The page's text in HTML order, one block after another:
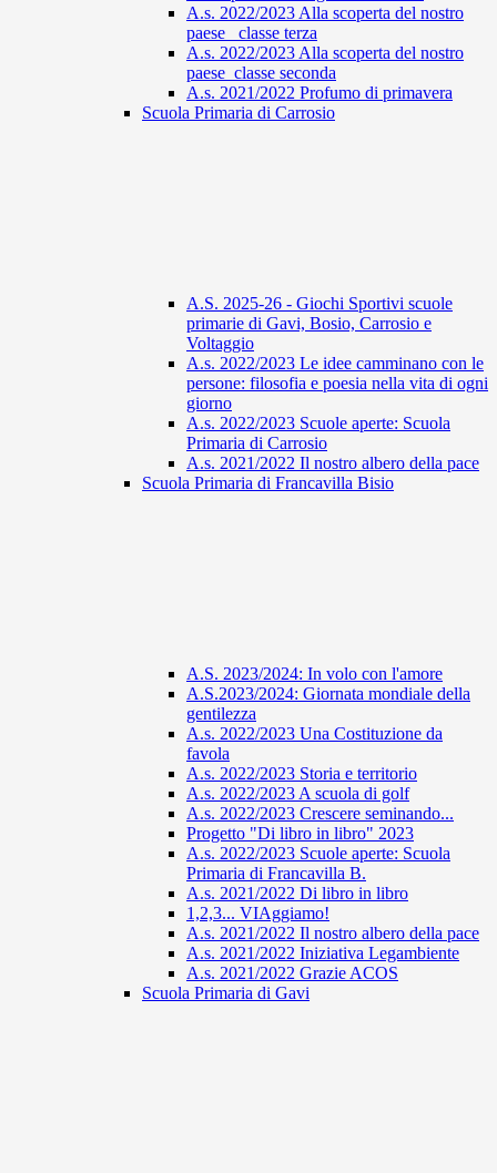
A.s. 2022/2023 Alla scoperta del nostro
paese_ classe terza
A.s. 2022/2023 Alla scoperta del nostro
paese_classe seconda
A.s. 2021/2022 Profumo di primavera
Scuola Primaria di Carrosio
A.S. 2025-26 - Giochi Sportivi scuole
primarie di Gavi, Bosio, Carrosio e
Voltaggio
A.s. 2022/2023 Le idee camminano con le
persone: filosofia e poesia nella vita di ogni
giorno
A.s. 2022/2023 Scuole aperte: Scuola
Primaria di Carrosio
A.s. 2021/2022 Il nostro albero della pace
Scuola Primaria di Francavilla Bisio
A.S. 2023/2024: In volo con l'amore
A.S.2023/2024: Giornata mondiale della
gentilezza
A.s. 2022/2023 Una Costituzione da
favola
A.s. 2022/2023 Storia e territorio
A.s. 2022/2023 A scuola di golf
A.s. 2022/2023 Crescere seminando...
Progetto "Di libro in libro" 2023
A.s. 2022/2023 Scuole aperte: Scuola
Primaria di Francavilla B.
A.s. 2021/2022 Di libro in libro
1,2,3... VIAggiamo!
A.s. 2021/2022 Il nostro albero della pace
A.s. 2021/2022 Iniziativa Legambiente
A.s. 2021/2022 Grazie ACOS
Scuola Primaria di Gavi